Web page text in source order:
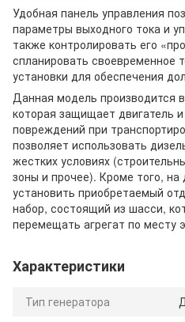
Удобная панель управления
параметры выходного тока и
также контролировать его
спланировать своевременное
установки для обеспечения
Данная модель производится
которая защищает двигатель
повреждений при
позволяет использовать
жестких условиях
зоны и прочее). Кроме того,
установить приобретаемый
набор, состоящий из шасси,
перемещать агрегат по месту
Характеристики
Тип генератора